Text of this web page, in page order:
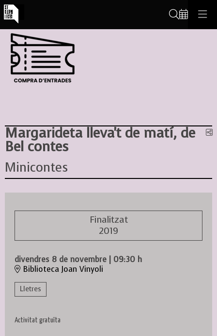
Margarideta lleva't de matí, de
Bel contes
Minicontes
Finalitzat
2019
divendres 8 de novembre | 09:30 h
Biblioteca Joan Vinyoli
Lletres
Activitat gratuïta